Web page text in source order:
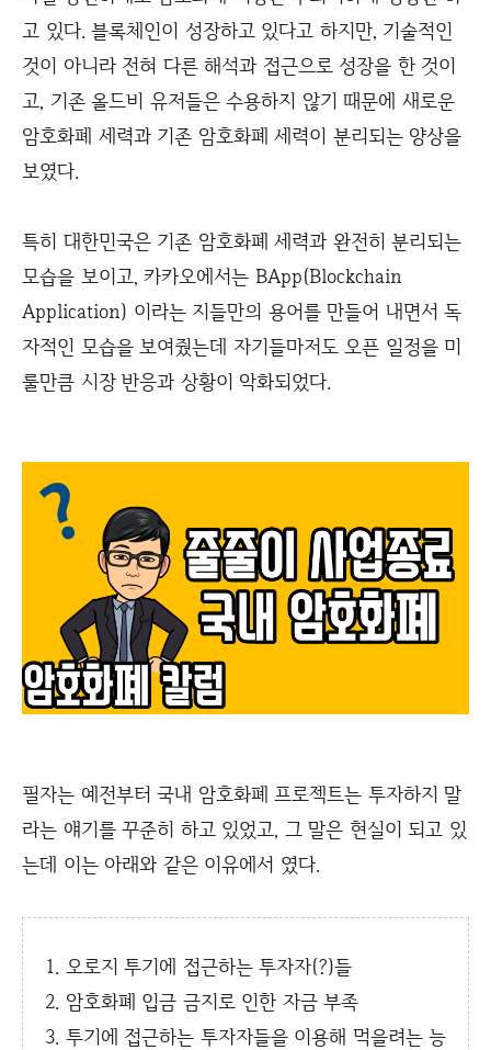
고 있다. 블록체인이 성장하고 있다고 하지만, 기술적인
것이 아니라 전혀 다른 해석과 접근으로 성장을 한 것이
고, 기존 올드비 유저들은 수용하지 않기 때문에 새로운
암호화폐 세력과 기존 암호화폐 세력이 분리되는 양상을
보였다.
특히 대한민국은 기존 암호화폐 세력과 완전히 분리되는
모습을 보이고, 카카오에서는 BApp(Blockchain
Application) 이라는 지들만의 용어를 만들어 내면서 독
자적인 모습을 보여줬는데 자기들마저도 오픈 일정을 미
룰만큼 시장 반응과 상황이 악화되었다.
필자는 예전부터 국내 암호화폐 프로젝트는 투자하지 말
라는 얘기를 꾸준히 하고 있었고, 그 말은 현실이 되고 있
는데 이는 아래와 같은 이유에서 였다.
오로지 투기에 접근하는 투자자(?)들
암호화폐 입금 금지로 인한 자금 부족
투기에 접근하는 투자자들을 이용해 먹을려는 능